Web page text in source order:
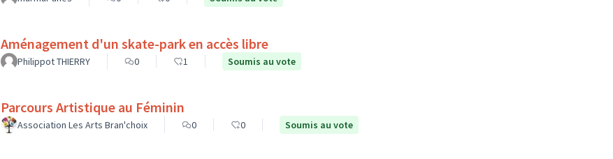
Aménagement d'un skate-park en accès libre
Philippot THIERRY 0 1 Soumis au vote
Parcours Artistique au Féminin
Association Les Arts Bran'choix 0 0 Soumis au vote